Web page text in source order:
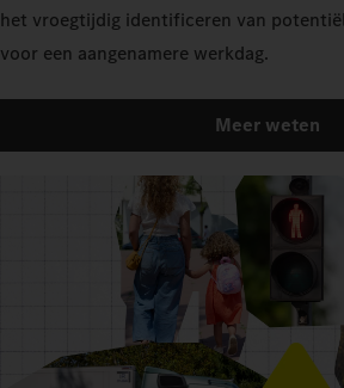
het vroegtijdig identificeren van
voor een aangenamere werkdag.
Meer weten